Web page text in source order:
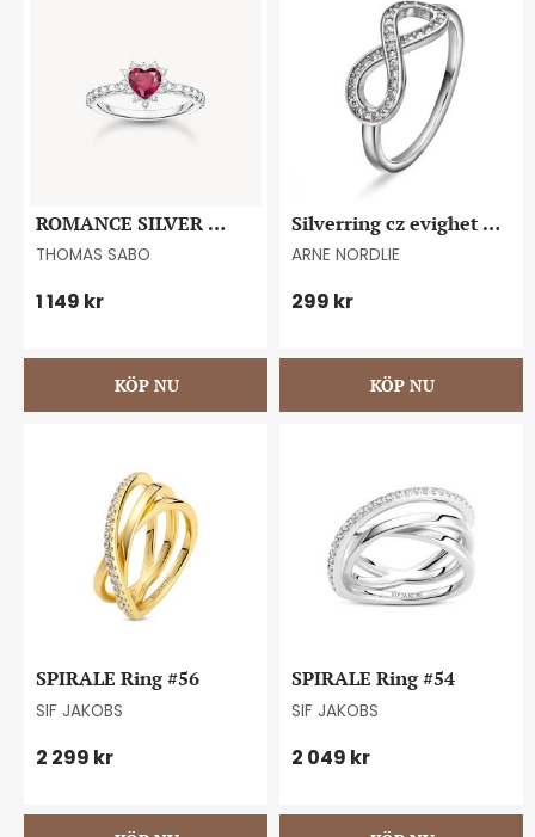
ROMANCE SILVER
HEART RING #56
THOMAS SABO
1 149 kr
Silverring cz evighet
storlek 58
ARNE NORDLIE
299 kr
SPIRALE Ring #56
SIF JAKOBS
2 299 kr
SPIRALE Ring #54
SIF JAKOBS
2 049 kr